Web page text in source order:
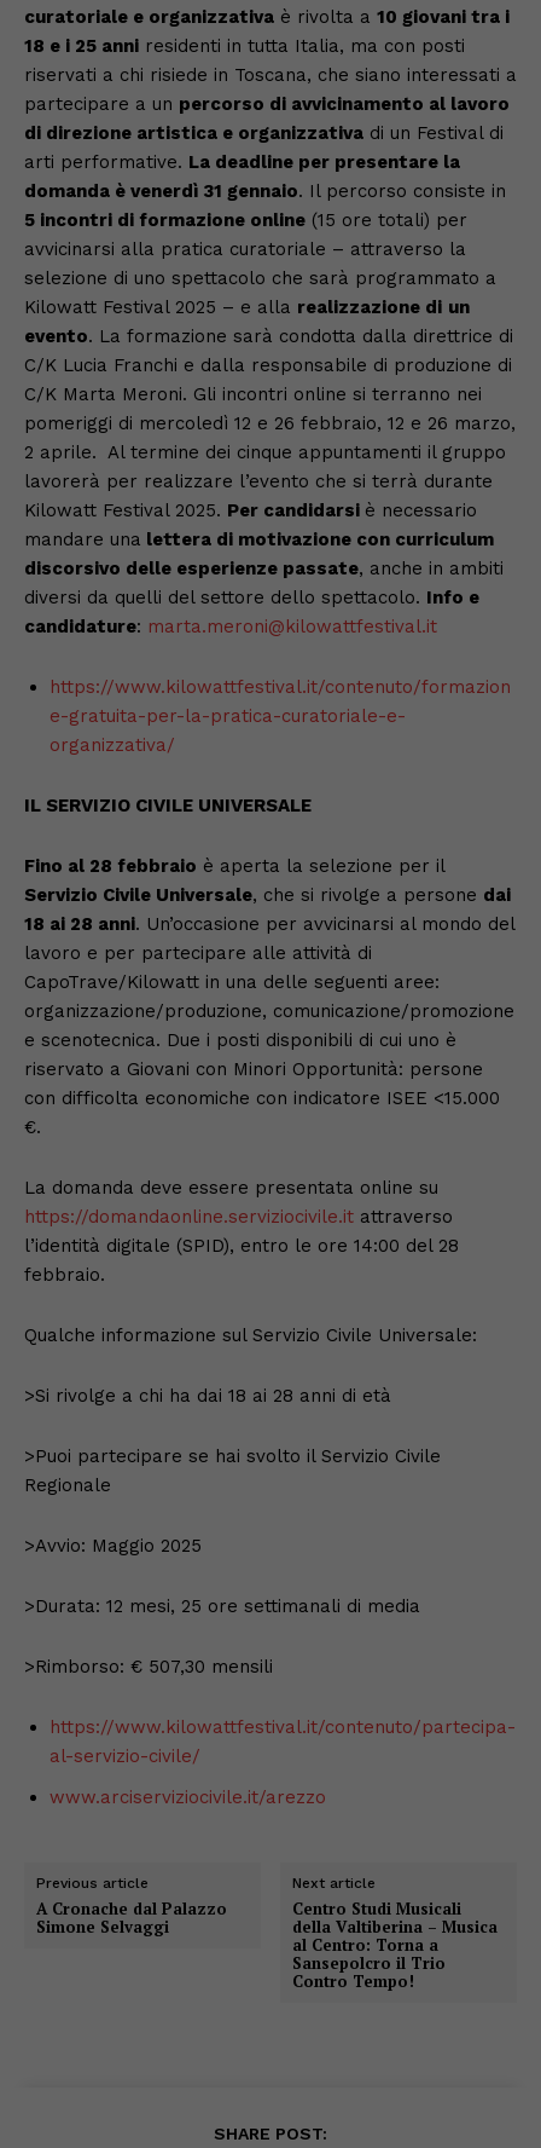
curatoriale e organizzativa è rivolta a 10 giovani tra i
18 e i 25 anni residenti in tutta Italia, ma con posti
riservati a chi risiede in Toscana, che siano interessati a
partecipare a un percorso di avvicinamento al lavoro
di direzione artistica e organizzativa di un Festival di
arti performative. La deadline per presentare la
domanda è venerdì 31 gennaio. Il percorso consiste in
5 incontri di formazione online (15 ore totali) per
avvicinarsi alla pratica curatoriale – attraverso la
selezione di uno spettacolo che sarà programmato a
Kilowatt Festival 2025 – e alla realizzazione di un
evento. La formazione sarà condotta dalla direttrice di
C/K Lucia Franchi e dalla responsabile di produzione di
C/K Marta Meroni. Gli incontri online si terranno nei
pomeriggi di mercoledì 12 e 26 febbraio, 12 e 26 marzo,
2 aprile. Al termine dei cinque appuntamenti il gruppo
lavorerà per realizzare l’evento che si terrà durante
Kilowatt Festival 2025. Per candidarsi è necessario
mandare una lettera di motivazione con curriculum
discorsivo delle esperienze passate, anche in ambiti
diversi da quelli del settore dello spettacolo. Info e
candidature: marta.meroni@kilowattfestival.it
https://www.kilowattfestival.it/contenuto/formazion
e-gratuita-per-la-pratica-curatoriale-e-
organizzativa/
IL SERVIZIO CIVILE UNIVERSALE
Fino al 28 febbraio è aperta la selezione per il
Servizio Civile Universale, che si rivolge a persone dai
18 ai 28 anni. Un’occasione per avvicinarsi al mondo del
lavoro e per partecipare alle attività di
CapoTrave/Kilowatt in una delle seguenti aree:
organizzazione/produzione, comunicazione/promozione
e scenotecnica. Due i posti disponibili di cui uno è
riservato a Giovani con Minori Opportunità: persone
con difficolta economiche con indicatore ISEE <15.000
€.
La domanda deve essere presentata online su
https://domandaonline.serviziocivile.it attraverso
l’identità digitale (SPID), entro le ore 14:00 del 28
febbraio.
Qualche informazione sul Servizio Civile Universale:
>Si rivolge a chi ha dai 18 ai 28 anni di età
>Puoi partecipare se hai svolto il Servizio Civile
Regionale
>Avvio: Maggio 2025
>Durata: 12 mesi, 25 ore settimanali di media
>Rimborso: € 507,30 mensili
https://www.kilowattfestival.it/contenuto/partecipa-
al-servizio-civile/
www.arciserviziocivile.it/arezzo
Previous article
A Cronache dal Palazzo
Simone Selvaggi
Next article
Centro Studi Musicali
della Valtiberina – Musica
al Centro: Torna a
Sansepolcro il Trio
Contro Tempo!
SHARE POST: